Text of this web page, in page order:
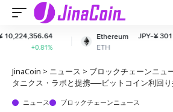
Ethereum
ETH
JPY-¥ 301,662.79
+2.26%
JinaCoin > ニュース > ブロックチェーンニュ
タニクス・ラボと提携──ビットコイン利回
ニュース ブロックチェーンニュース